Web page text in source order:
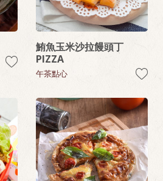
鮪魚玉米沙拉饅頭丁
PIZZA
午茶點心